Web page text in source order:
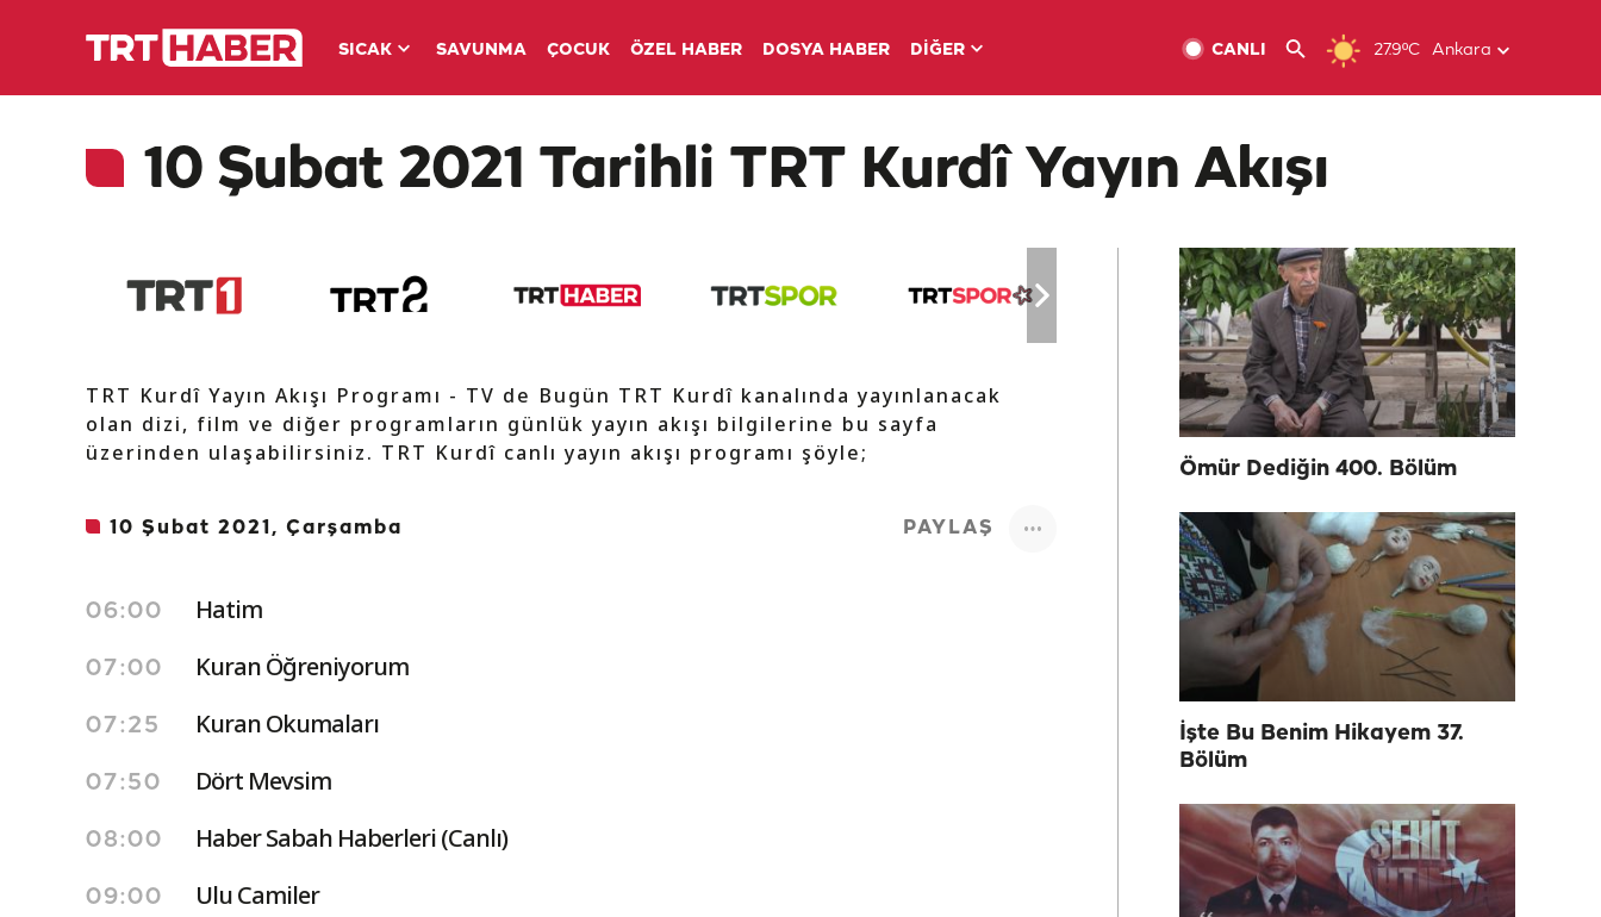
SICAK SAVUNMA ÇOCUK ÖZEL HABER DOSYA HABER DİĞER 27.9ºC Ankara
CANLI
10 Şubat 2021 Tarihli TRT Kurdî Yayın Akışı
TRT Kurdî Yayın Akışı Programı - TV de Bugün TRT Kurdî kanalında yayınlanacak
olan dizi, film ve diğer programların günlük yayın akışı bilgilerine bu sayfa
üzerinden ulaşabilirsiniz. TRT Kurdî canlı yayın akışı programı şöyle;
10 Şubat 2021, Çarşamba PAYLAŞ
06:00 Hatim
07:00 Kuran Öğreniyorum
07:25 Kuran Okumaları
07:50 Dört Mevsim
08:00 Haber Sabah Haberleri (Canlı)
09:00 Ulu Camiler
Ömür Dediğin 400. Bölüm
İşte Bu Benim Hikayem 37.
Bölüm